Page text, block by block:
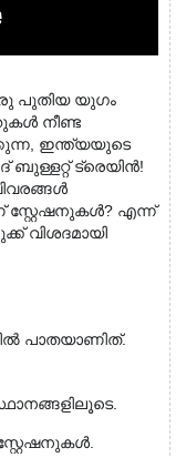
പുതിയ യുഗം
നീണ്ട
ഇന്ത്യയുടെ
എന്ന്
വിശദമായി
പാതയാണിത്.